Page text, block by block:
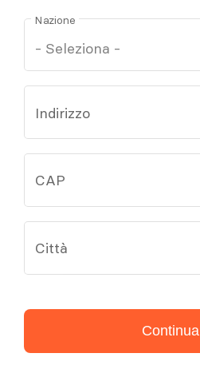
Nazione
Indirizzo
CAP
Città
Continua